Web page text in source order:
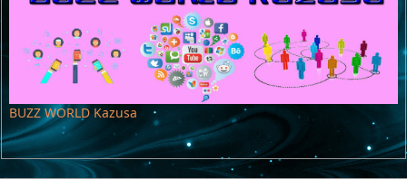
BUZZ WORLD Kazusa